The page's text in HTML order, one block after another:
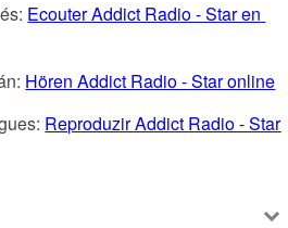
Ecouter Addict Radio - Star en
Hören Addict Radio - Star online
Reproduzir Addict Radio - Star